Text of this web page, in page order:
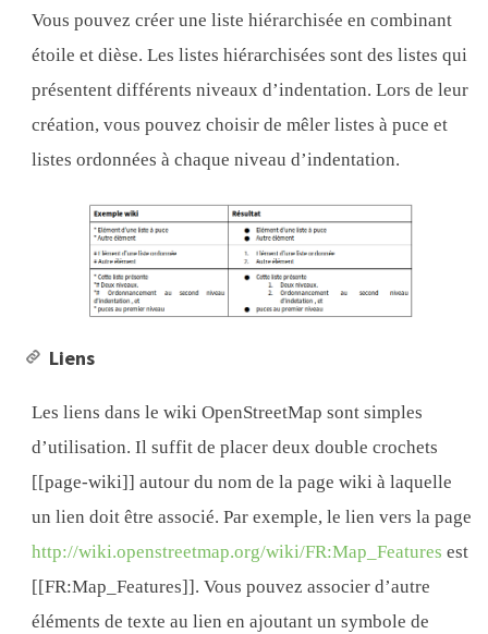
Vous pouvez créer une liste hiérarchisée en combinant
étoile et dièse. Les listes hiérarchisées sont des listes qui
présentent différents niveaux d’indentation. Lors de leur
création, vous pouvez choisir de mêler listes à puce et
listes ordonnées à chaque niveau d’indentation.
Liens
Les liens dans le wiki OpenStreetMap sont simples
d’utilisation. Il suffit de placer deux double crochets
[[page-wiki]] autour du nom de la page wiki à laquelle
un lien doit être associé. Par exemple, le lien vers la page
http://wiki.openstreetmap.org/wiki/FR:Map_Features est
[[FR:Map_Features]]. Vous pouvez associer d’autre
éléments de texte au lien en ajoutant un symbole de